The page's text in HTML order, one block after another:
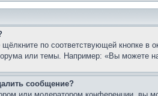
по соответствующей кнопке в
или темы. Например: «Вы можете
сообщение?